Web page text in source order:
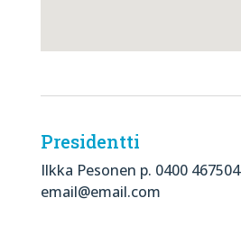
Presidentti
Ilkka Pesonen p. 0400 467504
email@email.com